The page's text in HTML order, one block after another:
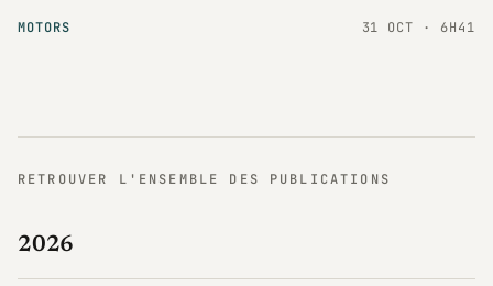
MOTORS 31 OCT · 6H41
RETROUVER L'ENSEMBLE DES PUBLICATIONS
2026